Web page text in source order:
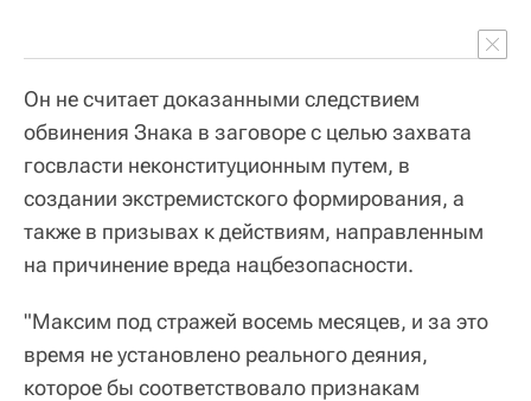
Он не считает доказанными следствием
обвинения Знака в заговоре с целью захвата
госвласти неконституционным путем, в
создании экстремистского формирования, а
также в призывах к действиям, направленным
на причинение вреда нацбезопасности.
"Максим под стражей восемь месяцев, и за это
время не установлено реального деяния,
которое бы соответствовало признакам